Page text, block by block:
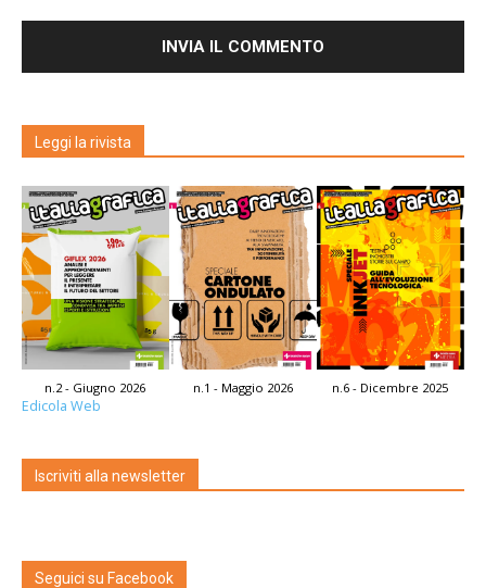
Leggi la rivista
n.2 - Giugno 2026 n.1 - Maggio 2026 n.6 - Dicembre 2025
Edicola Web
Iscriviti alla newsletter
Seguici su Facebook